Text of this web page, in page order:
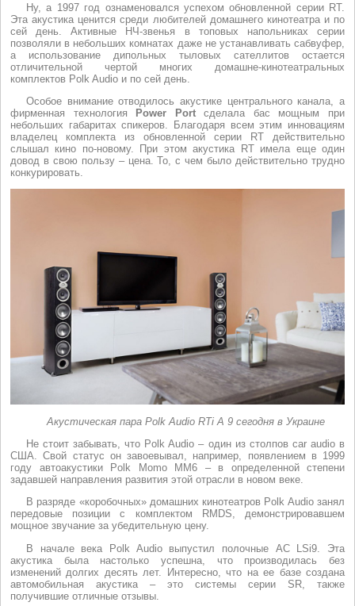
Ну, а 1997 год ознаменовался успехом обновленной серии RT.
Эта акустика ценится среди любителей домашнего кинотеатра и по
сей день. Активные НЧ-звенья в топовых напольниках серии
позволяли в небольших комнатах даже не устанавливать сабвуфер,
а использование дипольных тыловых сателлитов остается
отличительной чертой многих домашне-кинотеатральных
комплектов Polk Audio и по сей день.
Особое внимание отводилось акустике центрального канала, а
фирменная технология
Power Portсделала бас мощным при
небольших габаритах спикеров. Благодаря всем этим инновациям
владелец комплекта из обновленной серии RT действительно
слышал кино по-новому. При этом акустика RT имела еще один
довод в свою пользу – цена. То, с чем было действительно трудно
конкурировать.
Акустическая пара Polk Audio RTi A 9 сегодня в Украине
Не стоит забывать, что Polk Audio – один из столпов car audio в
США. Свой статус он завоевывал, например, появлением в 1999
году автоакустики Polk Momo MM6 – в определенной степени
задавшей направления развития этой отрасли в новом веке.
В разряде «коробочных» домашних кинотеатров Polk Audio занял
передовые позиции с комплектом RMDS, демонстрировавшем
мощное звучание за убедительную цену.
В начале века Polk Audio выпустил полочные АС LSi9. Эта
акустика была настолько успешна, что производилась без
изменений долгих десять лет. Интересно, что на ее базе создана
автомобильная акустика – это системы серии SR, также
получившие отличные отзывы.